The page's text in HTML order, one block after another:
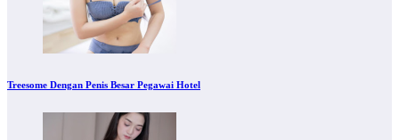
Treesome Dengan Penis Besar Pegawai Hotel